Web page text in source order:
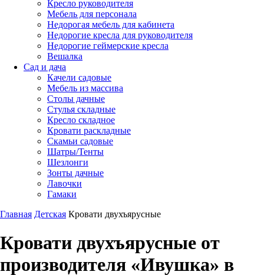
Кресло руководителя
Мебель для персонала
Недорогая мебель для кабинета
Недорогие кресла для руководителя
Недорогие геймерские кресла
Вешалка
Сад и дача
Качели садовые
Мебель из массива
Столы дачные
Стулья складные
Кресло складное
Кровати раскладные
Скамьи садовые
Шатры/Тенты
Шезлонги
Зонты дачные
Лавочки
Гамаки
Главная Детская Кровати двухъярусные
Кровати двухъярусные от
производителя «Ивушка» в